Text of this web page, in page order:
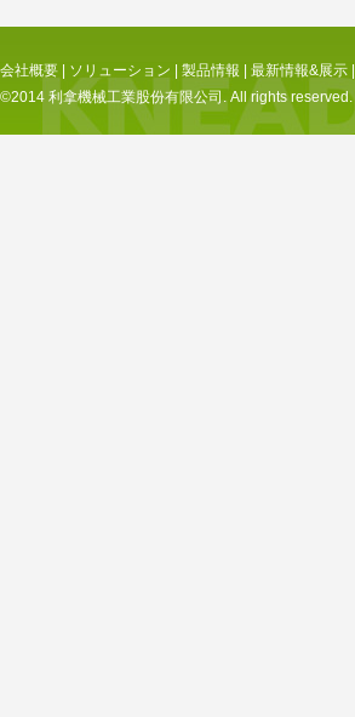
会社概要 | ソリューション | 製品情報 | 最新情報&展示 |
©2014 利拿機械工業股份有限公司. All rights reserved.